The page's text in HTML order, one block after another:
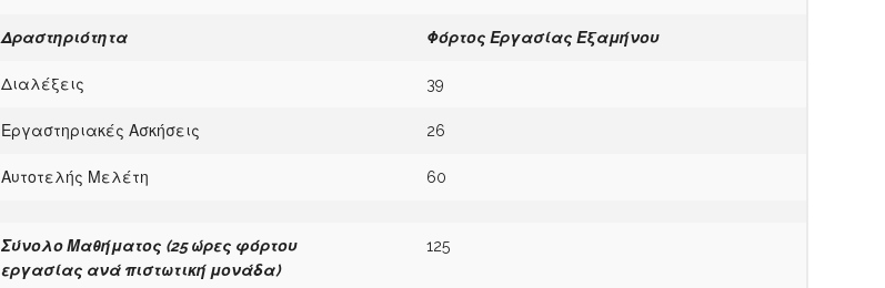
Δραστηριότητα Φόρτος ΕργασίαςΕξαμήνου
Διαλέξεις 39
Εργαστηριακές Ασκήσεις 26
Αυτοτελής Μελέτη 60
Σύνολο Μαθήματος (25 ώρες φόρτου
εργασίας ανά πιστωτική μονάδα)
125